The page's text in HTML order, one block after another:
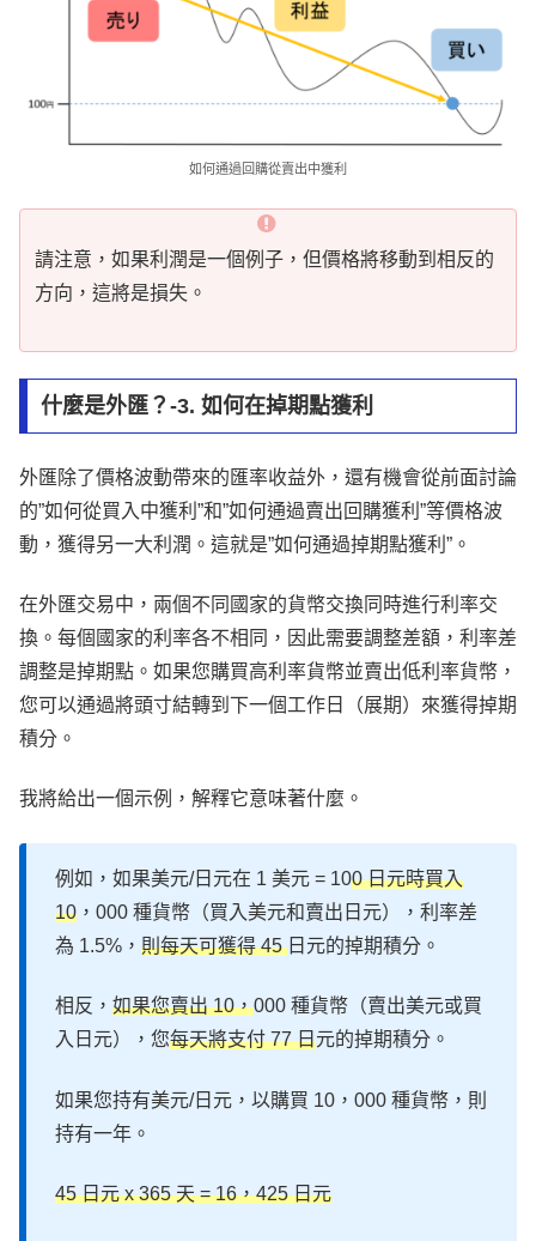
如何通過回購從賣出中獲利
請注意，如果利潤是一個例子，但價格將移動到相反的
方向，這將是損失。
什麼是外匯？-3. 如何在掉期點獲利
外匯除了價格波動帶來的匯率收益外，還有機會從前面討論
的”如何從買入中獲利”和”如何通過賣出回購獲利”等價格波
動，獲得另一大利潤。這就是”如何通過掉期點獲利”。
在外匯交易中，兩個不同國家的貨幣交換同時進行利率交
換。每個國家的利率各不相同，因此需要調整差額，利率差
調整是掉期點。如果您購買高利率貨幣並賣出低利率貨幣，
您可以通過將頭寸結轉到下一個工作日（展期）來獲得掉期
積分。
我將給出一個示例，解釋它意味著什麼。
例如，如果美元/日元在 1 美元 = 100 日元時買入
10 ，000 種貨幣（買入美元和賣出日元），利率差
為 1.5%， 則每天可獲得 45 日元的掉期積分。
相反， 如果您賣出 10，000 種貨幣（賣出美元或買
入日元），您每天將支付 77 日元的掉期積分。
如果您持有美元/日元，以購買 10，000 種貨幣，則
持有一年。
45 日元 x 365 天 = 16，425 日元